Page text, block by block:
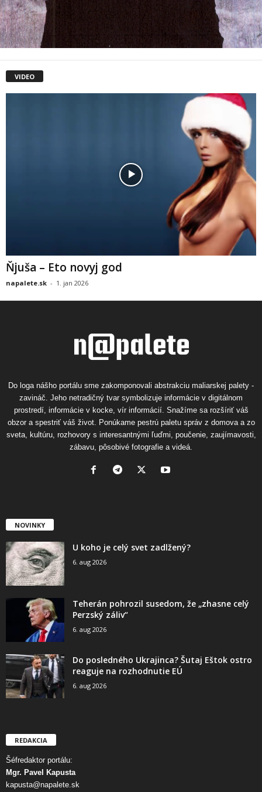
VIDEO
Ňjuša – Eto novyj god
napalete.sk - 1. jan 2026
Do loga nášho portálu sme zakomponovali abstrakciu maliarskej palety -
zavináč. Jeho netradičný tvar symbolizuje informácie v digitálnom
prostredí, informácie v kocke, vír informácií. Snažíme sa rozšíriť váš
obzor a spestriť váš život. Ponúkame pestrú paletu správ z domova a zo
sveta, kultúru, rozhovory s interesantnými ľuďmi, poučenie, zaujímavosti,
zábavu, pôsobivé fotografie a videá.
NOVINKY
U koho je celý svet zadlžený?
6. aug 2026
Teherán pohrozil susedom, že „zhasne celý
Perzský záliv“
6. aug 2026
Do posledného Ukrajinca? Šutaj Eštok ostro
reaguje na rozhodnutie EÚ
6. aug 2026
REDAKCIA
Šéfredaktor portálu:
Mgr. Pavel Kapusta
kapusta@napalete.sk